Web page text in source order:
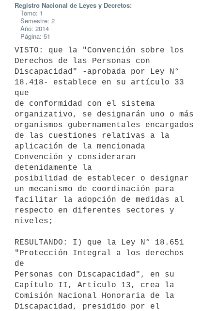
Registro Nacional de Leyes y Decretos:
Tomo: 1
Semestre: 2
Año: 2014
Página: 51
VISTO: que la "Convención sobre los
Derechos de las Personas con
Discapacidad" -aprobada por Ley N°
18.418- establece en su artículo 33
que
de conformidad con el sistema
organizativo, se designarán uno o más
organismos gubernamentales encargados
de las cuestiones relativas a la
aplicación de la mencionada
Convención y consideraran
detenidamente la
posibilidad de establecer o designar
un mecanismo de coordinación para
facilitar la adopción de medidas al
respecto en diferentes sectores y
niveles;
RESULTANDO: I) que la Ley N° 18.651
"Protección Integral a los derechos
de
Personas con Discapacidad", en su
Capítulo II, Artículo 13, crea la
Comisión Nacional Honoraria de la
Discapacidad, presidido por el